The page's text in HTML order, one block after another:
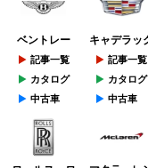
ベントレー
記事一覧
カタログ
中古車
キャデラッ
記事一覧
カタログ
中古車